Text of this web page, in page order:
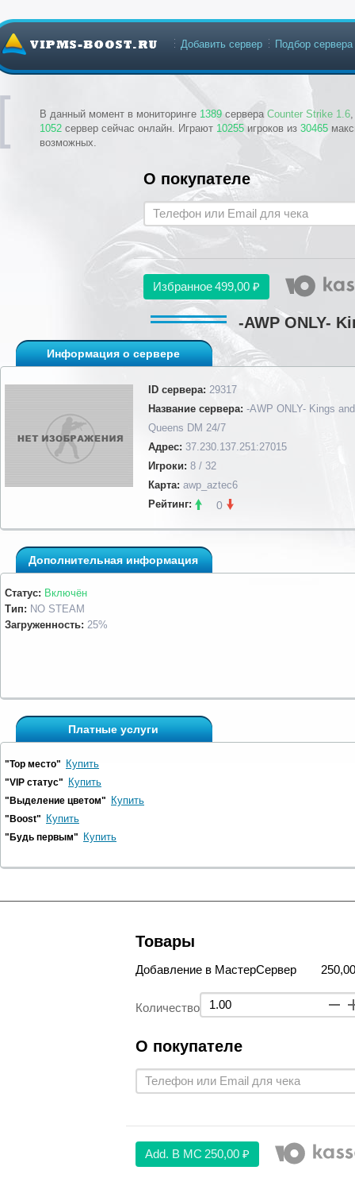
В данный момент в мониторинге 1389 сервера Counter Strike 1.6
1052 сервер сейчас онлайн. Играют 10255 игроков из 30465
возможных.
Добавить сервер Подбор сервера
О покупателе
Избранное499,00 ₽
-AWP ONLY-
Информация о сервере
ID сервера: 29317
Название сервера: -AWP ONLY- Kings and
Queens DM 24/7
Адрес: 37.230.137.251:27015
Игроки: 8 / 32
Карта: awp_aztec6
Рейтинг:
0
Дополнительная информация
Статус: Включён
Тип: NO STEAM
Загруженность: 25%
Платные услуги
"Top место" Купить
"VIP статус" Купить
"Выделение цветом" Купить
"Boost" Купить
"Будь первым" Купить
Товары
Добавление в МастерСервер
Количество
О покупателе
Аdd. В МС 250,00 ₽